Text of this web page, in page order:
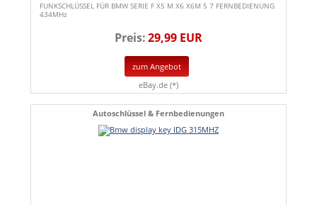
FUNKSCHLÜSSEL FÜR BMW SERIE F X5 M X6 X6M 5 7 FERNBEDIENUNG
434MHz
Preis:29,99 EUR
zum Angebot
eBay.de (*)
Autoschlüssel & Fernbedienungen